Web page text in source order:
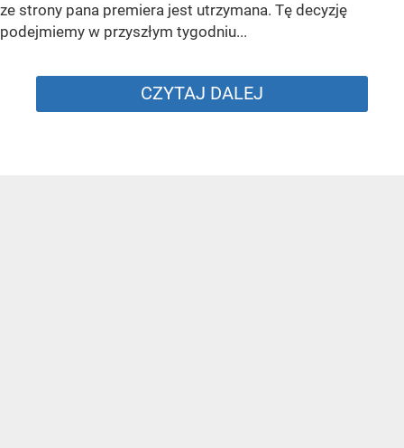
ze strony pana premiera jest utrzymana. Tę decyzję
podejmiemy w przyszłym tygodniu...
CZYTAJ DALEJ